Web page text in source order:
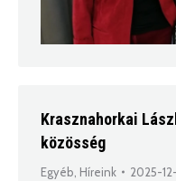
Krasznahorkai
közösség
Egyéb Híreink 2025-